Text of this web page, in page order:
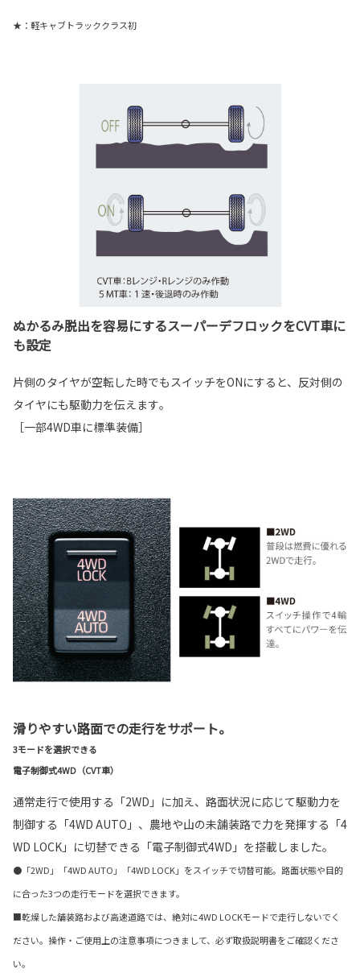
★：軽キャブトラッククラス初
ぬかるみ脱出を容易にするスーパーデフロックをCVT車に
も設定
片側のタイヤが空転した時でもスイッチをONにすると、反対側の
タイヤにも駆動力を伝えます｡
［一部4WD車に標準装備］
滑りやすい路面での走行をサポート。
3モードを選択できる
電子制御式4WD（CVT車）
通常走行で使用する「2WD」に加え、路面状況に応じて駆動力を
制御する「4WD AUTO」、農地や山の未舗装路で力を発揮する「4
WD LOCK」に切替できる「電子制御式4WD」を搭載しました。
●「2WD」「4WD AUTO」「4WD LOCK」をスイッチで切替可能。路面状態や目的
に合った3つの走行モードを選択できます。
■乾燥した舗装路および高速道路では、絶対に4WD LOCKモードで走行しないでく
ださい。操作・ご使用上の注意事項につきまして、必ず取扱説明書をご確認くださ
い。